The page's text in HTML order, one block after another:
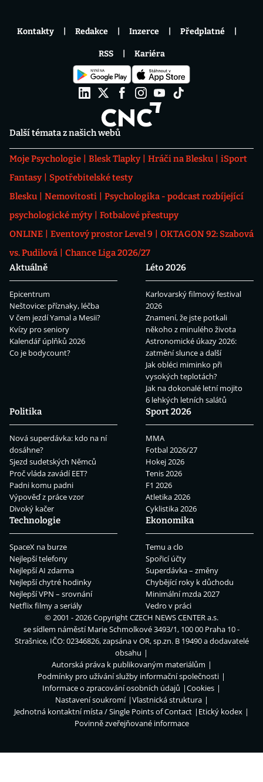
Další témata z našich webů
Moje Psychologie Blesk Tlapky Hráči na Blesku
iSport
Fantasy
Spotřebitelské testy
Blesku
Nemovitosti
Psychologika - podcast rozbíjející
psychologické mýty
Fotbalové přestupy
ONLINE
Eventový prostor Level 9
OKTAGON 92: Szabová
vs. Pudilová
Chance Liga 2026/27
Aktuálně
Epicentrum
Neštovice: příznaky, léčba
V čem jezdí Yamal a Mesii?
Kvízy pro seniory
Kalendář úplňků 2026
Co je bodycount?
Léto 2026
Karlovarský filmový festival
2026
Znamení, že jste potkali
někoho z minulého života
Astronomické úkazy 2026:
zatmění slunce a další
Jak obléci miminko při
vysokých teplotách?
Jak na dokonalé letní mojito
6 lehkých letních salátů
Politika
Nová superdávka: kdo na ní
dosáhne?
Sjezd sudetských Němců
Proč vláda zavádí EET?
Padni komu padni
Výpověď z práce vzor
Divoký kačer
Sport 2026
MMA
Fotbal 2026/27
Hokej 2026
Tenis 2026
F1 2026
Atletika 2026
Cyklistika 2026
Technologie
SpaceX na burze
Nejlepší telefony
Nejlepší AI zdarma
Nejlepší chytré hodinky
Nejlepší VPN – srovnání
Netflix filmy a seriály
Ekonomika
Temu a clo
Spořicí účty
Superdávka – změny
Chybějící roky k důchodu
Minimální mzda 2027
Vedro v práci
Kontakty Redakce Inzerce Předplatné
RSS Kariéra
© 2001 - 2026 CopyrightCZECH NEWS CENTER a.s.
se sídlem náměstí Marie Schmolkové 3493/1, 100 00 Praha 10 -
Strašnice, IČO: 02346826, zapsána v OR, sp.zn. B 19490 a dodavatelé
obsahu
Autorská práva k publikovaným materiálům
Podmínky pro užívání služby informační společnosti
Informace o zpracování osobních údajů
Cookies
Nastavení soukromí
Vlastnická struktura
Jednotná kontaktní místa / Single Points of Contact
Etický kodex
Povinně zveřejňované informace